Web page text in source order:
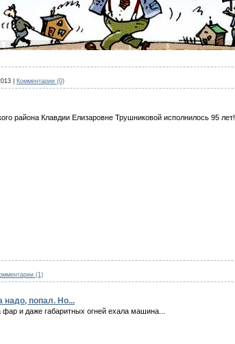
Комментарии (0)
района Клавдии Елизаровне Трушниковой исполнилось 95 лет!
(1)
надо, попал. Но...
и даже габаритных огней ехала машина...